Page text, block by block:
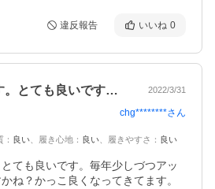
違反報告 いいね 0
仕事用に履いてます。とても良いです。毎… 2022/3/31
chg********さん
： 良い 履き心地 ： 良い 履きやすさ ： 良い
ても良いです。毎年少しづつアッ
ね？かっこ良くなってきてます。